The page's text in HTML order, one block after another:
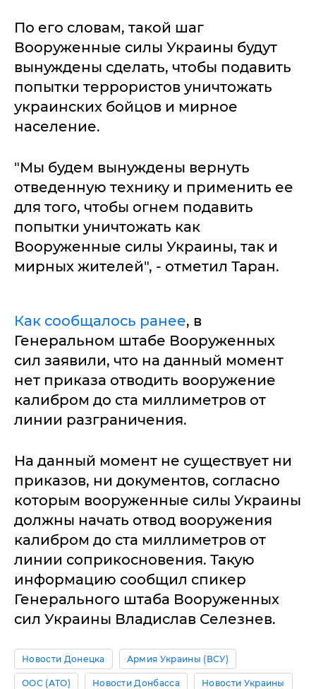
По его словам, такой шаг
Вооруженные силы Украины будут
вынуждены сделать, чтобы подавить
попытки террористов уничтожать
украинских бойцов и мирное
население.
"Мы будем вынуждены вернуть
отведенную технику и применить ее
для того, чтобы огнем подавить
попытки уничтожать как
Вооруженные силы Украины, так и
мирных жителей", - отметил Таран.
Как сообщалось ранее, в
Генеральном штабе Вооруженных
сил заявили, что на данный момент
нет приказа отводить вооружение
калибром до ста миллиметров от
линии разграничения.
На данный момент не существует ни
приказов, ни документов, согласно
которым вооруженные силы Украины
должны начать отвод вооружения
калибром до ста миллиметров от
линии соприкосновения. Такую
информацию сообщил спикер
Генерального штаба Вооруженных
сил Украины Владислав Селезнев.
Новости Донецка Армия Украины (ВСУ)
ООС (АТО) Новости Донбасса Новости Украины